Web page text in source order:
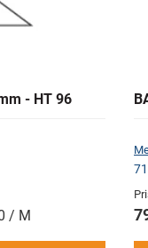
- HT 96
/ M